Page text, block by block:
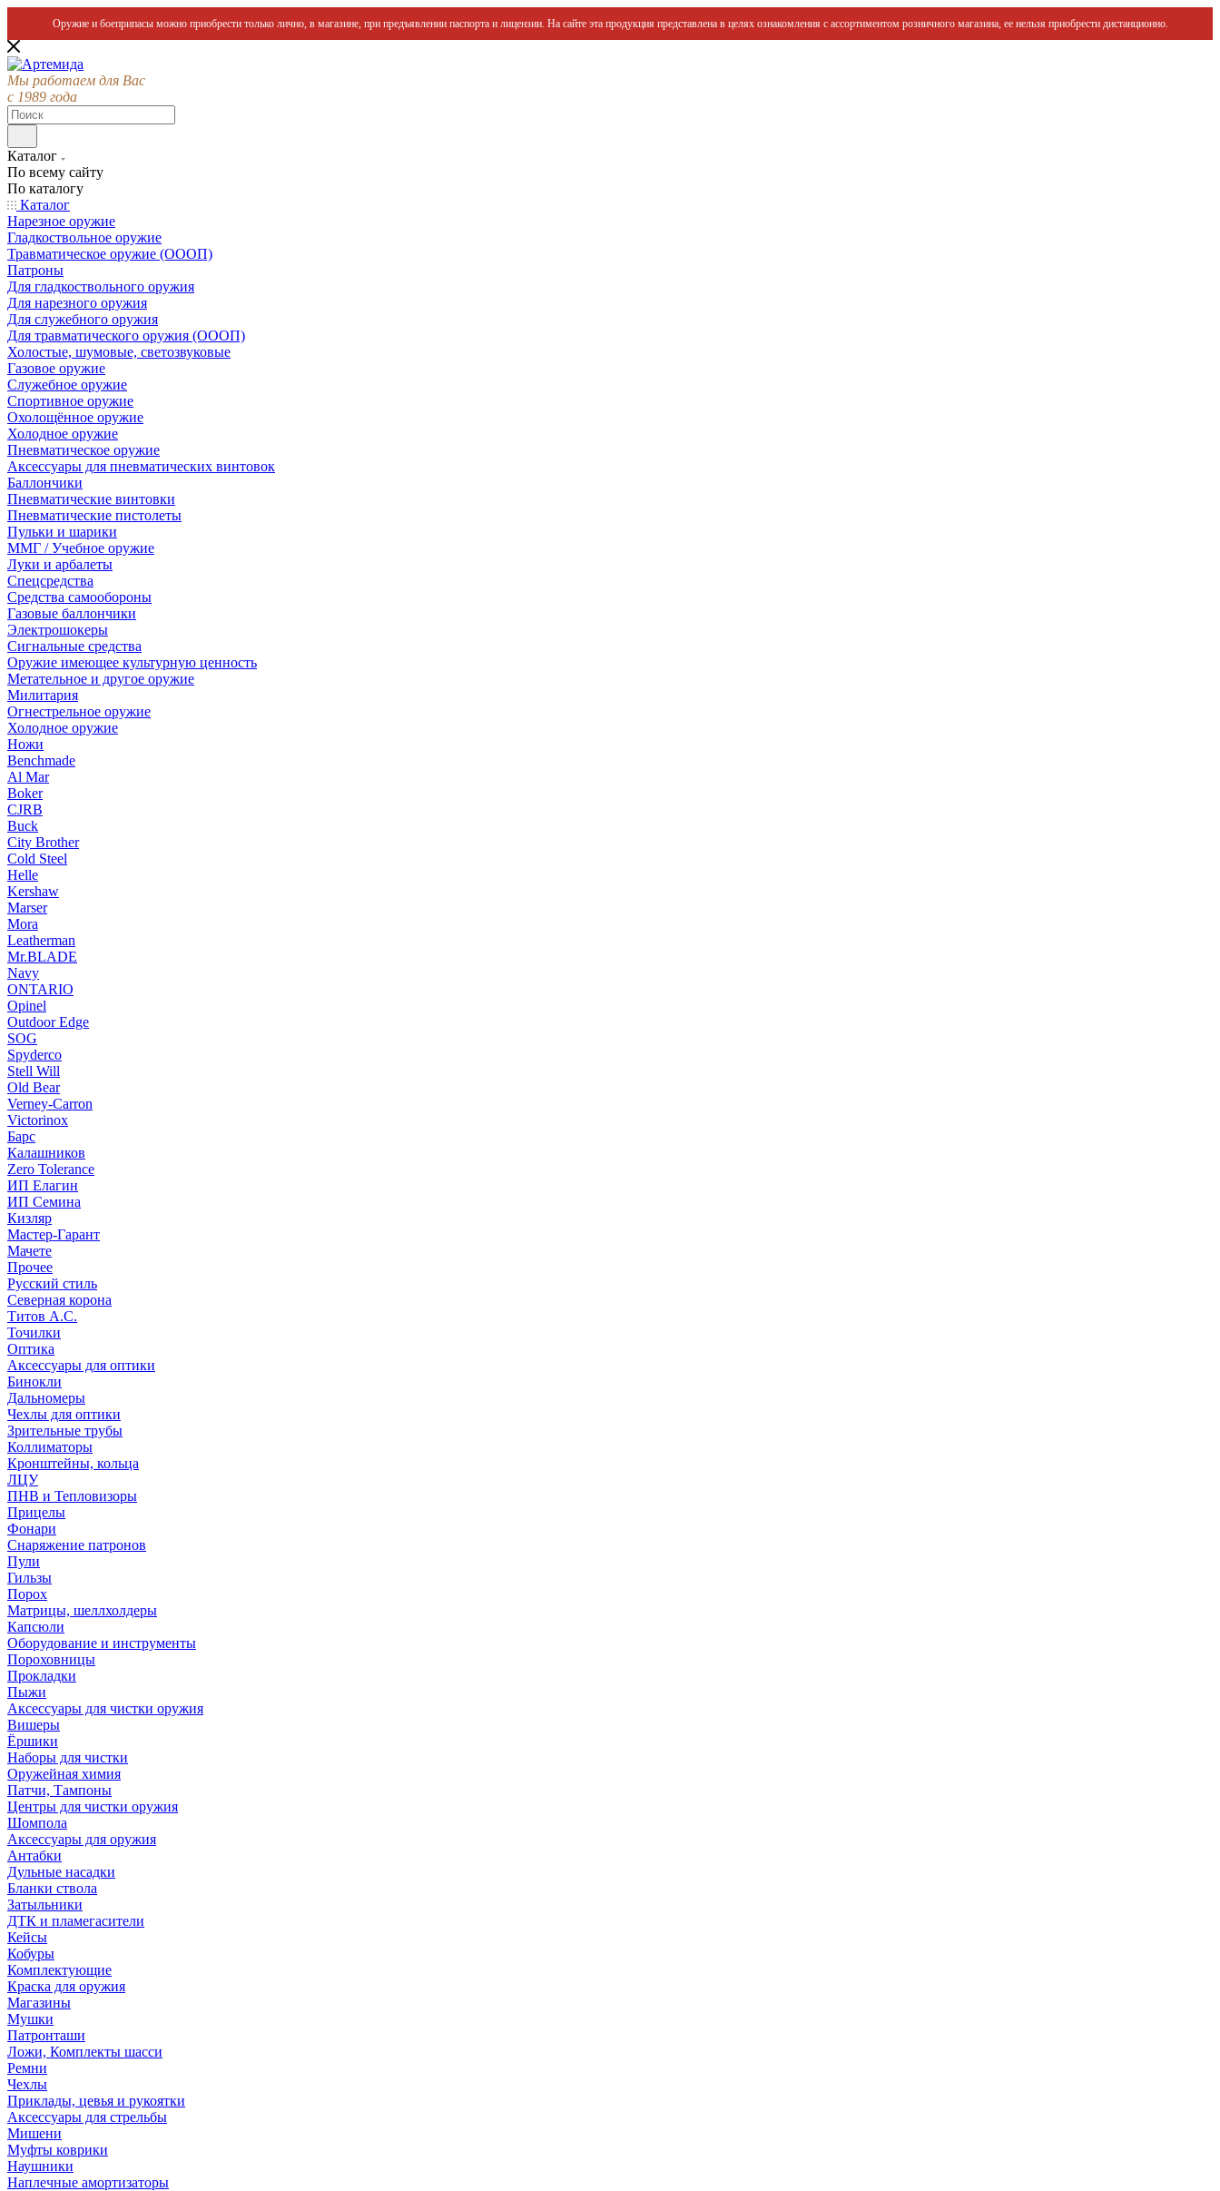
Оружие и боеприпасы можно приобрести только лично, в магазине, при предъявлении паспорта и лицензии. На сайте эта продукция представлена в целях ознакомления с ассортиментом розничного магазина, ее нельзя приобрести дистанционно.
Мы работаем для Вас
с 1989 года
Каталог
По всему сайту
По каталогу
Каталог
Нарезное оружие
Гладкоствольное оружие
Травматическое оружие (ОООП)
Патроны
Для гладкоствольного оружия
Для нарезного оружия
Для служебного оружия
Для травматического оружия (ОООП)
Холостые, шумовые, светозвуковые
Газовое оружие
Служебное оружие
Спортивное оружие
Охолощённое оружие
Холодное оружие
Пневматическое оружие
Аксессуары для пневматических винтовок
Баллончики
Пневматические винтовки
Пневматические пистолеты
Пульки и шарики
ММГ / Учебное оружие
Луки и арбалеты
Спецсредства
Средства самообороны
Газовые баллончики
Электрошокеры
Сигнальные средства
Оружие имеющее культурную ценность
Метательное и другое оружие
Милитария
Огнестрельное оружие
Холодное оружие
Ножи
Benchmade
Al Mar
Boker
CJRB
Buck
City Brother
Cold Steel
Helle
Kershaw
Marser
Mora
Leatherman
Mr.BLADE
Navy
ONTARIO
Opinel
Outdoor Edge
SOG
Spyderco
Stell Will
Old Bear
Verney-Carron
Victorinox
Барс
Калашников
Zero Tolerance
ИП Елагин
ИП Семина
Кизляр
Мастер-Гарант
Мачете
Прочее
Русский стиль
Северная корона
Титов А.С.
Точилки
Оптика
Аксессуары для оптики
Бинокли
Дальномеры
Чехлы для оптики
Зрительные трубы
Коллиматоры
Кронштейны, кольца
ЛЦУ
ПНВ и Тепловизоры
Прицелы
Фонари
Снаряжение патронов
Пули
Гильзы
Порох
Матрицы, шеллхолдеры
Капсюли
Оборудование и инструменты
Пороховницы
Прокладки
Пыжи
Аксессуары для чистки оружия
Вишеры
Ёршики
Наборы для чистки
Оружейная химия
Патчи, Тампоны
Центры для чистки оружия
Шомпола
Аксессуары для оружия
Антабки
Дульные насадки
Бланки ствола
Затыльники
ДТК и пламегасители
Кейсы
Кобуры
Комплектующие
Краска для оружия
Магазины
Мушки
Патронташи
Ложи, Комплекты шасси
Ремни
Чехлы
Приклады, цевья и рукоятки
Аксессуары для стрельбы
Мишени
Муфты коврики
Наушники
Наплечные амортизаторы